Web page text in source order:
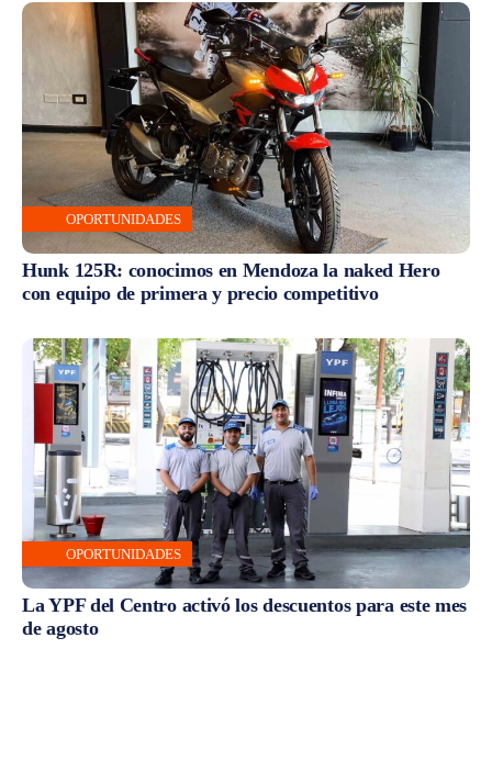
OPORTUNIDADES
Hunk 125R: conocimos en Mendoza la naked Hero
con equipo de primera y precio competitivo
OPORTUNIDADES
La YPF del Centro activó los descuentos para este mes
de agosto